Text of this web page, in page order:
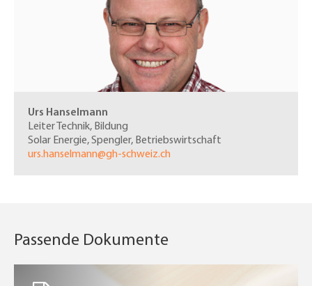
Urs Hanselmann
Leiter Technik, Bildung
Solar Energie, Spengler, Betriebswirtschaft
urs.hanselmann@gh-schweiz.ch
Passende Dokumente